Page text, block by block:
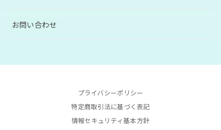
お問い合わせ
プライバシーポリシー
特定商取引法に基づく表記
情報セキュリティ基本方針